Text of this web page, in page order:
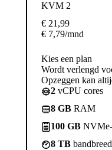
KVM 2
€ 21,99
€ 7,79/mnd
Kies een plan
Wordt verlengd
Opzeggen kan
2 vCPU cores
8 GB RAM
100 GB
8 TB